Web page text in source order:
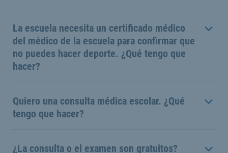
La escuela necesita un certificado médico
del médico de la escuela para confirmar que
no puedes hacer deporte. ¿Qué tengo que
hacer?
Quiero una consulta médica escolar. ¿Qué
tengo que hacer?
¿La consulta o el examen son gratuitos?